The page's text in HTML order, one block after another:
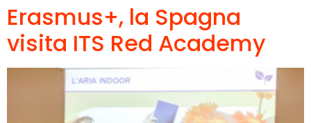
Erasmus+, la Spagna
visita ITS Red Academy